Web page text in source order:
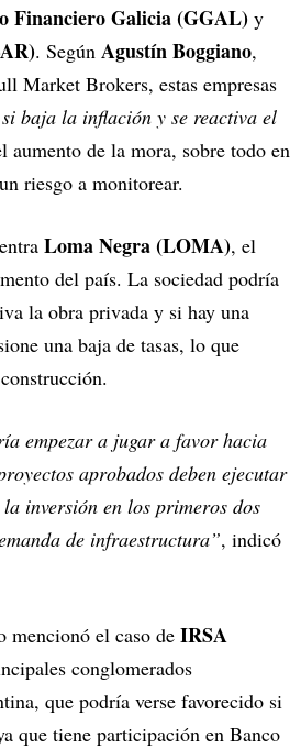
Financiero Galicia (GGAL) y
. Según Agustín Boggiano,
Market Brokers, estas empresas
baja la inflación y se reactiva el
aumento de la mora, sobre todo en
riesgo a monitorear.
Loma Negra (LOMA), el
del país. La sociedad podría
la obra privada y si hay una
una baja de tasas, lo que
empezar a jugar a favor hacia
aprobados deben ejecutar
inversión en los primeros dos
de infraestructura”, indicó
el caso de IRSA
conglomerados
que podría verse favorecido si
que tiene participación en Banco